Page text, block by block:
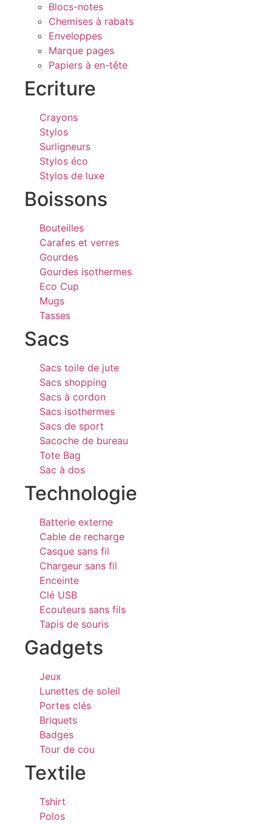
Blocs-notes
Chemises à rabats
Enveloppes
Marque pages
Papiers à en-tête
Ecriture
Crayons
Stylos
Surligneurs
Stylos éco
Stylos de luxe
Boissons
Bouteilles
Carafes et verres
Gourdes
Gourdes isothermes
Eco Cup
Mugs
Tasses
Sacs
Sacs toile de jute
Sacs shopping
Sacs à cordon
Sacs isothermes
Sacs de sport
Sacoche de bureau
Tote Bag
Sac à dos
Technologie
Batterie externe
Cable de recharge
Casque sans fil
Chargeur sans fil
Enceinte
Clé USB
Ecouteurs sans fils
Tapis de souris
Gadgets
Jeux
Lunettes de soleil
Portes clés
Briquets
Badges
Tour de cou
Textile
Tshirt
Polos